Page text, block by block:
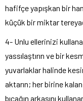
hafifçe yapışkan bir
küçük bir miktar
4- Unlu ellerinizi
yassılaştırın ve bir
yuvarlaklar halinde
aktarın; her birine
bıçağın arkasını